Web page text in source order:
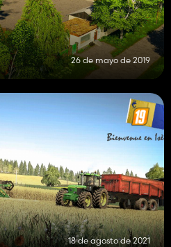
26 de mayo de 2019
18 de agosto de 2021